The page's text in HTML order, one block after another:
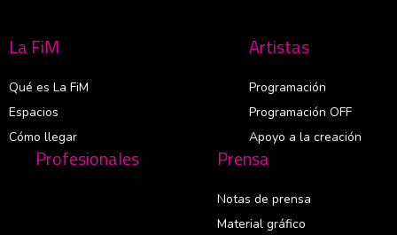
La FiM
Qué es La FiM
Espacios
Cómo llegar
Artistas
Programación
Programación OFF
Apoyo a la creación
Profesionales Prensa
Notas de prensa
Material gráfico